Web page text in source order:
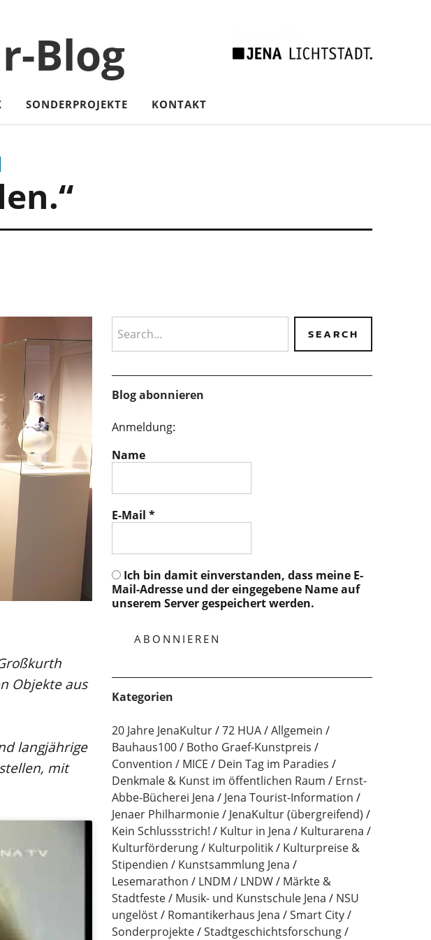
Blog
SONDERPROJEKTE KONTAKT
Objekte aus
langjährige
mit
Blog abonnieren
Anmeldung:
Name
E-Mail *
Ich bin damit einverstanden, dass meine E-
Mail-Adresse und der eingegebene Name auf
unserem Server gespeichert werden.
Kategorien
20 Jahre JenaKultur 72 HUA
Allgemein
Bauhaus100
Botho Graef-Kunstpreis
Convention / MICE
Dein Tag im Paradies
Denkmale & Kunst im öffentlichen Raum
Ernst-
Abbe-Bücherei Jena
Jena Tourist-Information
Jenaer Philharmonie
JenaKultur (übergreifend)
Kein Schlussstrich!
Kultur in Jena
Kulturarena
Kulturförderung
Kulturpolitik
Kulturpreise &
Stipendien
Kunstsammlung Jena
Lesemarathon
LNDM LNDW
Märkte &
Stadtfeste
Musik- und Kunstschule Jena
NSU
ungelöst
Romantikerhaus Jena
Smart City
Sonderprojekte
Stadtgeschichtsforschung